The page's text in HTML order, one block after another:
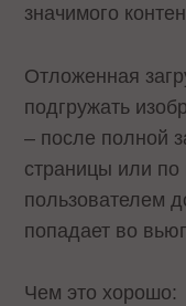
значимого
Отложенная
подгружать
– после полной
страницы или
пользователем
попадает во
Чем это хорошо: